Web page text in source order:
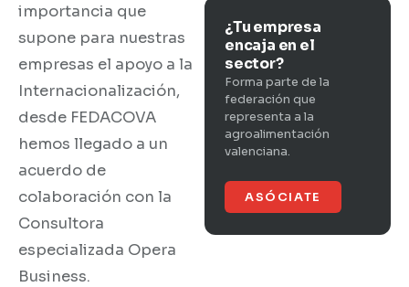
importancia que
supone para nuestras
empresas el apoyo a la
Internacionalización,
desde FEDACOVA
hemos llegado a un
acuerdo de
colaboración con la
Consultora
especializada Opera
Business.
¿Tu empresa
encaja en el
sector?
Forma parte de la
federación que
representa a la
agroalimentación
valenciana.
ASÓCIATE